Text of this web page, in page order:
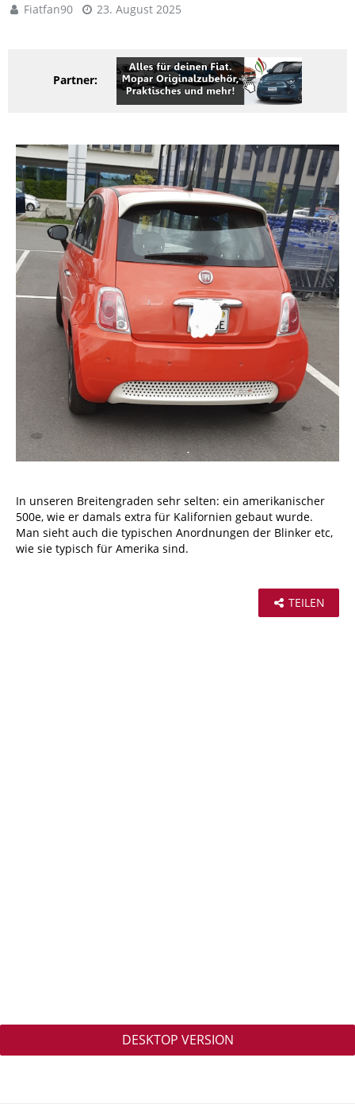
Fiatfan90 23. August 2025
Partner:
In unseren Breitengraden sehr selten: ein amerikanischer
500e, wie er damals extra für Kalifornien gebaut wurde.
Man sieht auch die typischen Anordnungen der Blinker etc,
wie sie typisch für Amerika sind.
TEILEN
DESKTOP VERSION